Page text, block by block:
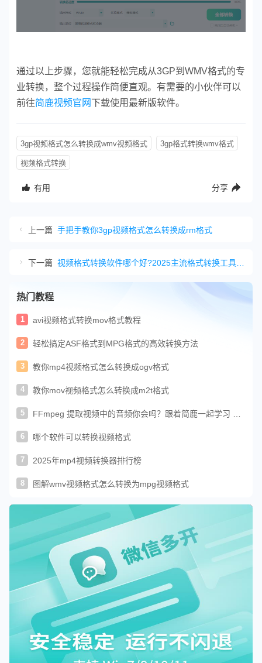
通过以上步骤，您就能轻松完成从3GP到WMV格式的专
业转换，整个过程操作简便直观。有需要的小伙伴可以
前往简鹿视频官网 下载使用最新版软件。
3gp视频格式怎么转换成wmv视频格式 3gp格式转换wmv格式
视频格式转换
有用 分享
上一篇 手把手教你3gp视频格式怎么转换成rm格式
下一篇
热门教程
1 avi视频格式转换mov格式教程
2 轻松搞定ASF格式到MPG格式的高效转换方法
3 教你mp4视频格式怎么转换成ogv格式
4 教你mov视频格式怎么转换成m2t格式
5
FFmpeg 提取视频中的音频你会吗？跟着简鹿一起学习 FF
6 哪个软件可以转换视频格式
7 2025年mp4视频转换器排行榜
8 图解wmv视频格式怎么转换为mpg视频格式